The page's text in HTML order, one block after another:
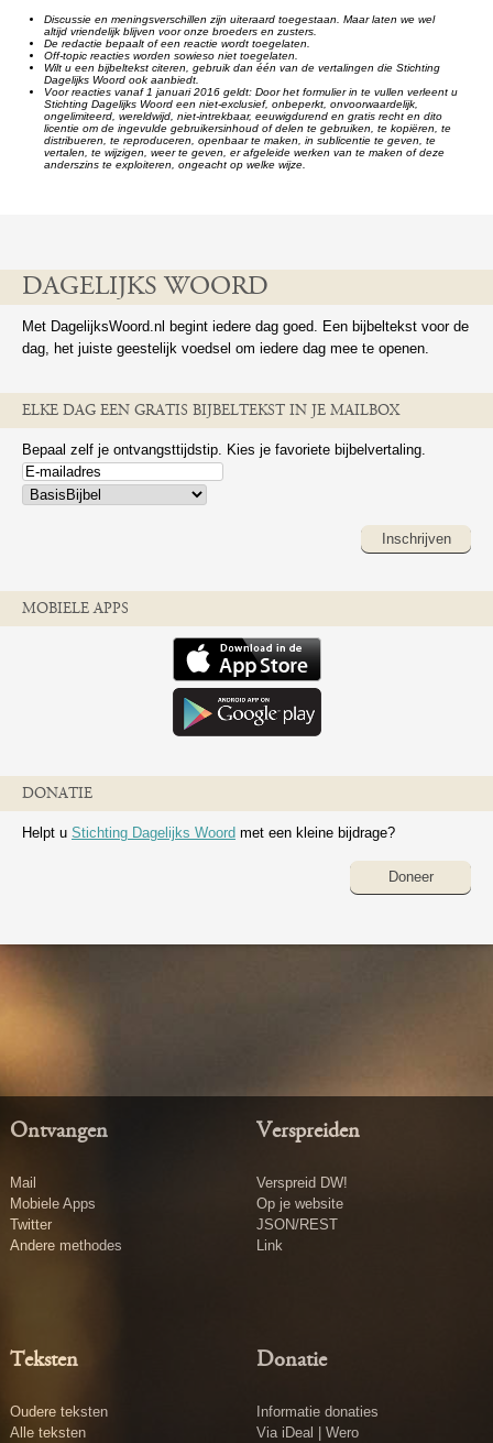
Discussie en meningsverschillen zijn uiteraard toegestaan. Maar laten we wel
altijd vriendelijk blijven voor onze broeders en zusters.
De redactie bepaalt of een reactie wordt toegelaten.
Off-topic reacties worden sowieso niet toegelaten.
Wilt u een bijbeltekst citeren, gebruik dan één van de vertalingen die Stichting
Dagelijks Woord ook aanbiedt.
Voor reacties vanaf 1 januari 2016 geldt: Door het formulier in te vullen verleent u
Stichting Dagelijks Woord een niet-exclusief, onbeperkt, onvoorwaardelijk,
ongelimiteerd, wereldwijd, niet-intrekbaar, eeuwigdurend en gratis recht en dito
licentie om de ingevulde gebruikersinhoud of delen te gebruiken, te kopiëren, te
distribueren, te reproduceren, openbaar te maken, in sublicentie te geven, te
vertalen, te wijzigen, weer te geven, er afgeleide werken van te maken of deze
anderszins te exploiteren, ongeacht op welke wijze.
DAGELIJKS WOORD
Met DagelijksWoord.nl begint iedere dag goed. Een bijbeltekst voor de
dag, het juiste geestelijk voedsel om iedere dag mee te openen.
ELKE DAG EEN GRATIS BIJBELTEKST IN JE MAILBOX
Bepaal zelf je ontvangsttijdstip. Kies je favoriete bijbelvertaling.
Inschrijven
MOBIELE APPS
DONATIE
Helpt u Stichting Dagelijks Woord met een kleine bijdrage?
Doneer
Ontvangen
Mail
Mobiele Apps
Twitter
Andere methodes
Verspreiden
Verspreid DW!
Op je website
JSON/REST
Link
Teksten
Oudere teksten
Alle teksten
Donatie
Informatie donaties
Via iDeal | Wero